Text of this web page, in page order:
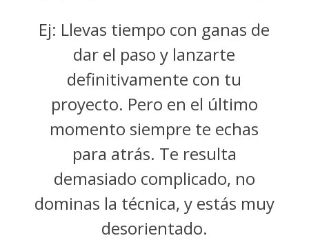
Ej: Llevas tiempo con ganas de
dar el paso y lanzarte
definitivamente con tu
proyecto. Pero en el último
momento siempre te echas
para atrás. Te resulta
demasiado complicado, no
dominas la técnica, y estás muy
desorientado.